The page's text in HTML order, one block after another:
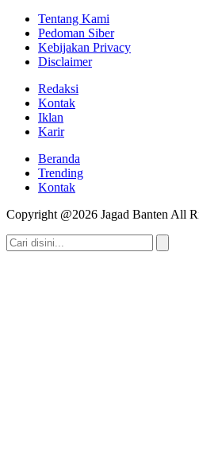
Tentang Kami
Pedoman Siber
Kebijakan Privacy
Disclaimer
Redaksi
Kontak
Iklan
Karir
Beranda
Trending
Kontak
Copyright @2026 Jagad Banten All